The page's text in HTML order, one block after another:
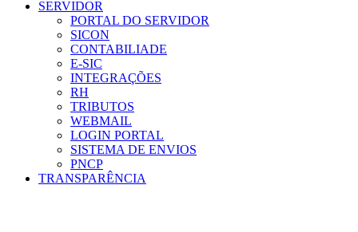
SERVIDOR
PORTAL DO SERVIDOR
SICON
CONTABILIADE
E-SIC
INTEGRAÇÕES
RH
TRIBUTOS
WEBMAIL
LOGIN PORTAL
SISTEMA DE ENVIOS
PNCP
TRANSPARÊNCIA